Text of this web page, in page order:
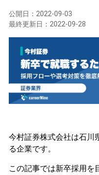
公開日： 2022-09-03
最終更新日： 2022-09-28
今村証券株式会社は石川
る企業です。
この記事では新卒採用を